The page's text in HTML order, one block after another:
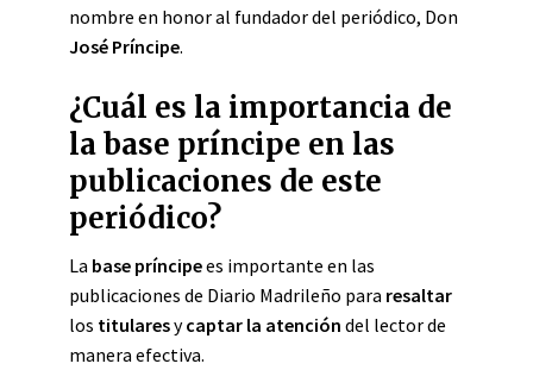
nombre en honor al fundador del periódico, Don
José Príncipe.
¿Cuál es la importancia de
la base príncipe en las
publicaciones de este
periódico?
La base príncipees importante en las
publicaciones de Diario Madrileño para resaltar
los titularesycaptar la atención del lector de
manera efectiva.